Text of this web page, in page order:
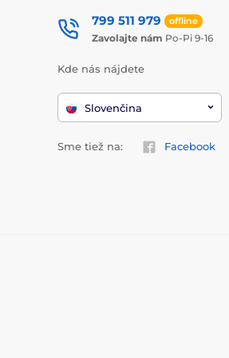
799 511 979 offline
Zavolajte nám Po-Pi 9-16
Kde nás nájdete
Slovenčina
Sme tiež na: Facebook